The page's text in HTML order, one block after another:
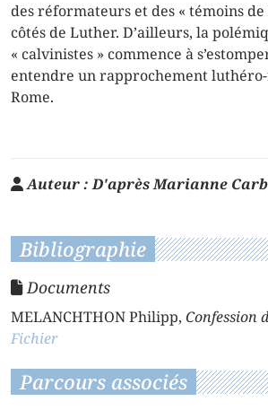
des réformateurs et des « témoins
côtés de Luther. D’ailleurs, la
« calvinistes » commence à
entendre un rapprochement
Rome.
Auteur :D'après Marianne
Bibliographie
Documents
MELANCHTHON Philipp, Confession
Fichier
Parcours associés